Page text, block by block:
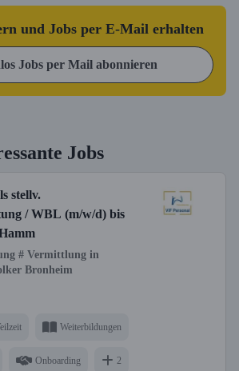
und Jobs per E-Mail erhalten
Jobs per Mail abonnieren
Jobs
stellv.
/ WBL (m/w/d) bis
# Vermittlung in
Bronheim
Weiterbildungen
Onboarding 2